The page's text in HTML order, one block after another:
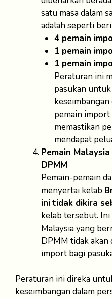
satu masa dalam
adalah seperti
4 pemain
1 pemain
1 pemain
Peraturan ini
pasukan
pemain import
memastikan
mendapat
Pemain
DPMM
Pemain-pemain
menyertai kelab
initidak dikira
kelab tersebut.
Malaysia yang
DPMM tidak akan
import bagi
Peraturan ini direka
keseimbangan dalam